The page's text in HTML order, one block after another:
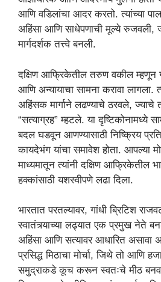
आणि वडिलांचा आदर करतो. त्यांच्या
अहिंसा आणि साधेपणाची मूल्ये रुजवली,
मार्गदर्शक तत्त्वे बनली.
दक्षिण आफ्रिकेतील तरुण वकील म्हणून
आणि अन्यायाचा सामना करावा लागला.
अहिंसक मार्गाने लढण्याचे ठरवले, ज्याचे
“सत्याग्रह” म्हटले. या दृष्टिकोनामध्ये
बदल घडवून आणण्यासाठी निष्क्रिय
कायदेभंग यांचा समावेश होता. आपल्या
माध्यमातून त्यांनी दक्षिण आफ्रिकेतील
हक्कांसाठी यशस्वीपणे लढा दिला.
भारतात परतल्यावर, गांधी ब्रिटिश
स्वातंत्र्याच्या लढ्यात एक प्रमुख नेते
अहिंसा आणि सत्यावर आधारित असावा
प्रसिद्ध मिठाचा मोर्चा, जिथे तो आणि
समुद्राकडे कूच करून स्वतःचे मीठ